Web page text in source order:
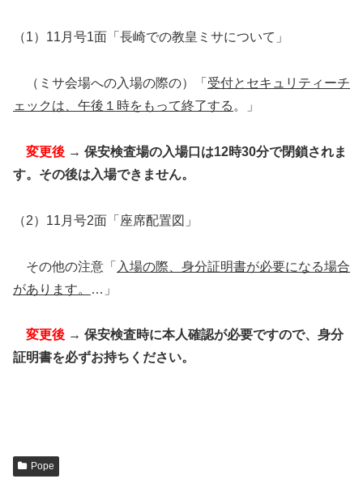
（1）11月号1面「長崎での教皇ミサについて」
（ミサ会場への入場の際の）「 受付とセキュリティーチ
ェックは、午後１時をもって終了する 。」
変更後 → 保安検査場の入場口は12時30分で閉鎖されま
す。その後は入場できません。
（2）11月号2面「座席配置図」
その他の注意「 入場の際、身分証明書が必要になる場合
があります。
…」
変更後 → 保安検査時に本人確認が必要ですので、身分
証明書を必ずお持ちください。
Pope